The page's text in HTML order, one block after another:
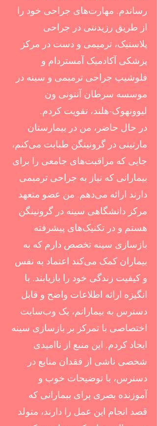
رساندم. مهارت‌های جراحی خود را
از طریق رزیدنتی در جراحی
پلاستیک، ترمیمی و دست در مرکز
پزشکی آکادمیک آمستردام و
فلوشیپ جراحی ترمیمی و سینه در
موسسه سرطان آنتونی ون
لیوونهوک-هلند، تقویت کردم.
در حال حاضر، من در بیمارستان
مارتینی در گرونینگن طبابت می‌کنم،
جایی که مراقبت‌های جامعی را برای
بیمارانی که نیاز به جراحی ترمیمی
دارند ارائه می‌دهم. من عضو متعهد
مرکز دانشگاهی سینه در گرونینگن
هستم و در تکنیک‌های پیشرفته
بازسازی سینه تخصص دارم که به
بیماران کمک می‌کند اعتماد به نفس
و کیفیت زندگی خود را بازیابند. با
انگیزه ارائه اطلاعات واضح و قابل
دسترس به بیمارانم، یک وب‌سایت
اختصاصی با تمرکز بر بازسازی سینه
ایجاد کردم. این منبع از ناامیدی
شخصی ناشی از فقدان منابع در
دسترس، با توضیحات خوب و
آموزنده بصری برای بیمارانی که
قصد انجام این عمل را دارند، متولد